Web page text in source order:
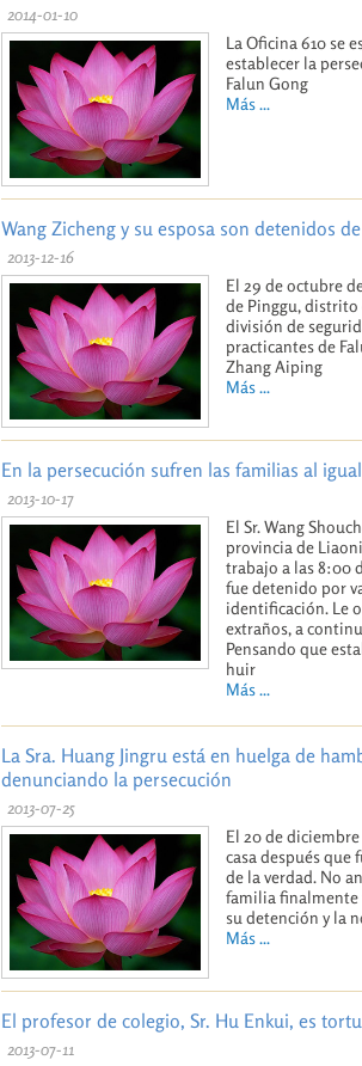
2014-01-10
La Oficina 610 se
establecer la
Falun Gong
Más ...
Wang Zicheng y su esposa son detenidos
2013-12-16
El 29 de octubre
de Pinggu, distrito
división de
practicantes de
Zhang Aiping
Más ...
En la persecución sufren las familias al
2013-10-17
El Sr. Wang
provincia de
trabajo a las 8:00
fue detenido por
identificación. Le
extraños, a
Pensando que
huir
Más ...
La Sra. Huang Jingru está en huelga de
denunciando la persecución
2013-07-25
El 20 de diciembre
casa después que
de la verdad. No
familia finalmente
su detención y la
Más ...
El profesor de colegio, Sr. Hu Enkui, es
2013-07-11